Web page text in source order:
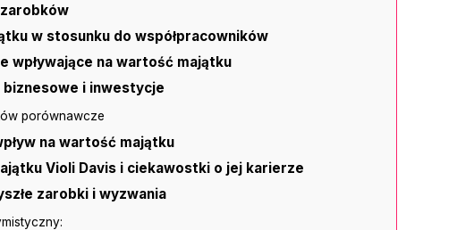
zarobków
w stosunku do współpracowników
wpływające na wartość majątku
biznesowe i inwestycje
porównawcze
na wartość majątku
Violi Davis i ciekawostki o jej karierze
zarobki i wyzwania